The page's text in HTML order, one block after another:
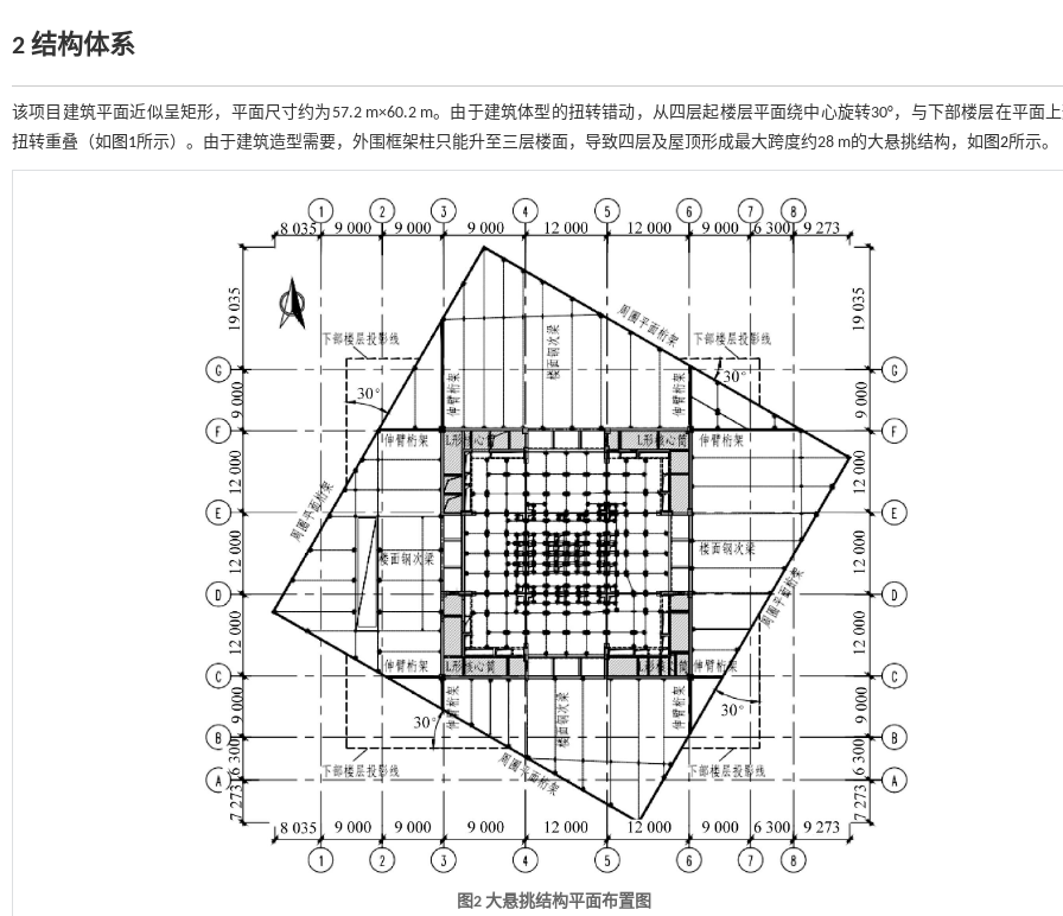
2 结构体系
该项目建筑平面近似呈矩形，平面尺寸约为57.2 m×60.2 m。由于建筑体型的扭转错动，从四层起楼层平面绕中心旋转30°，与下部楼层在平面
扭转重叠（如 图1所示）。由于建筑造型需要，外围框架柱只能升至三层楼面，导致四层及屋顶形成最大跨度约28 m的大悬挑结构，如 图2所示。
图2 大悬挑结构平面布置图